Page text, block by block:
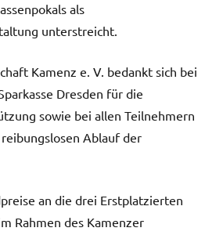
als
unterstreicht.
Kamenz e. V. bedankt sich bei
Dresden für die
sowie bei allen Teilnehmern
Ablauf der
an die drei Erstplatzierten
Rahmen des Kamenzer